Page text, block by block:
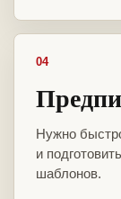
04
Нужно
и
шаблонов.